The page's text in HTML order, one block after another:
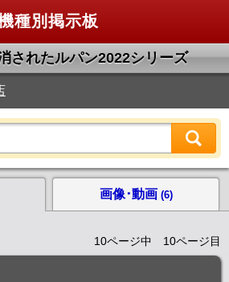
種別掲示板
されたルパン2022シリーズ
画像･動画 (6)
10ページ中 10ページ目